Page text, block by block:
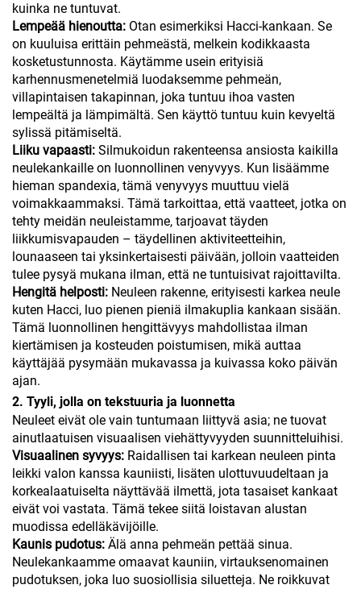
kuinka ne tuntuvat.
Lempeää hienoutta: Otan esimerkiksi Hacci-kankaan. Se
on kuuluisa erittäin pehmeästä, melkein kodikkaasta
kosketustunnosta. Käytämme usein erityisiä
karhennusmenetelmiä luodaksemme pehmeän,
villapintaisen takapinnan, joka tuntuu ihoa vasten
lempeältä ja lämpimältä. Sen käyttö tuntuu kuin kevyeltä
sylissä pitämiseltä.
Liiku vapaasti: Silmukoidun rakenteensa ansiosta kaikilla
neulekankaille on luonnollinen venyvyys. Kun lisäämme
hieman spandexia, tämä venyvyys muuttuu vielä
voimakkaammaksi. Tämä tarkoittaa, että vaatteet, jotka on
tehty meidän neuleistamme, tarjoavat täyden
liikkumisvapauden – täydellinen aktiviteetteihin,
lounaaseen tai yksinkertaisesti päivään, jolloin vaatteiden
tulee pysyä mukana ilman, että ne tuntuisivat rajoittavilta.
Hengitä helposti: Neuleen rakenne, erityisesti karkea neule
kuten Hacci, luo pienen pieniä ilmakuplia kankaan sisään.
Tämä luonnollinen hengittävyys mahdollistaa ilman
kiertämisen ja kosteuden poistumisen, mikä auttaa
käyttäjää pysymään mukavassa ja kuivassa koko päivän
ajan.
2. Tyyli, jolla on tekstuuria ja luonnetta
Neuleet eivät ole vain tuntumaan liittyvä asia; ne tuovat
ainutlaatuisen visuaalisen viehättyvyyden suunnitteluihisi.
Visuaalinen syvyys: Raidallisen tai karkean neuleen pinta
leikki valon kanssa kauniisti, lisäten ulottuvuudeltaan ja
korkealaatuiselta näyttävää ilmettä, jota tasaiset kankaat
eivät voi vastata. Tämä tekee siitä loistavan alustan
muodissa edelläkävijöille.
Kaunis pudotus: Älä anna pehmeän pettää sinua.
Neulekankaamme omaavat kauniin, virtauksenomainen
pudotuksen, joka luo suosiollisia siluetteja. Ne roikkuvat